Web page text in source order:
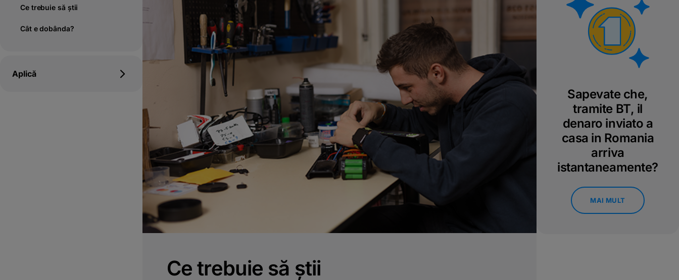
Ce trebuie să știi
Cât e dobânda?
Aplică
Ce trebuie să știi
Sapevate che,
tramite BT, il
denaro inviato a
casa in Romania
arriva
istantaneamente?
MAI MULT